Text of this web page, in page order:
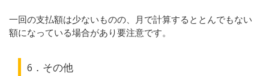
一回の支払額は少ないものの、月で計算するととんでもない
額になっている場合があり要注意です。
6．その他